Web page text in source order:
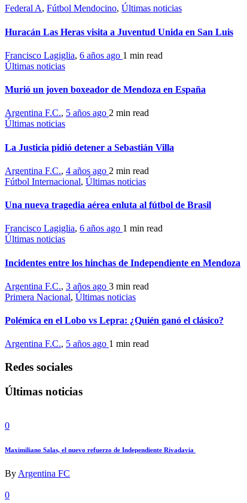
Federal A, Fútbol Mendocino, Últimas noticias
Huracán Las Heras visita a Juventud Unida en San Luis
Francisco Lagiglia, 6 años ago 1 min read
Últimas noticias
Murió un joven boxeador de Mendoza en España
Argentina F.C., 5 años ago 2 min read
Últimas noticias
La Justicia pidió detener a Sebastián Villa
Argentina F.C., 4 años ago 2 min read
Fútbol Internacional, Últimas noticias
Una nueva tragedia aérea enluta al fútbol de Brasil
Francisco Lagiglia, 6 años ago 1 min read
Últimas noticias
Incidentes entre los hinchas de Independiente en Mendoza
Argentina F.C., 3 años ago 3 min read
Primera Nacional, Últimas noticias
Polémica en el Lobo vs Lepra: ¿Quién ganó el clásico?
Argentina F.C., 5 años ago 1 min read
Redes sociales
Últimas noticias
0
Maximiliano Salas, el nuevo refuerzo de Independiente Rivadavia
By Argentina FC
0